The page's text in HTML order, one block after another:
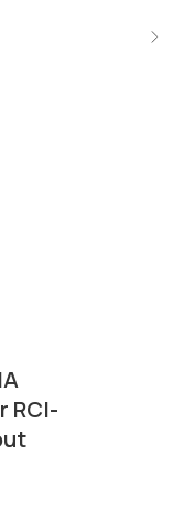
RCI-